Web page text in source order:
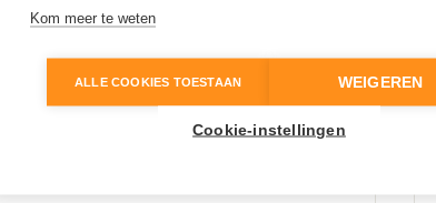
Kom meer te weten
ALLE COOKIES TOESTAAN WEIGEREN
Cookie-instellingen